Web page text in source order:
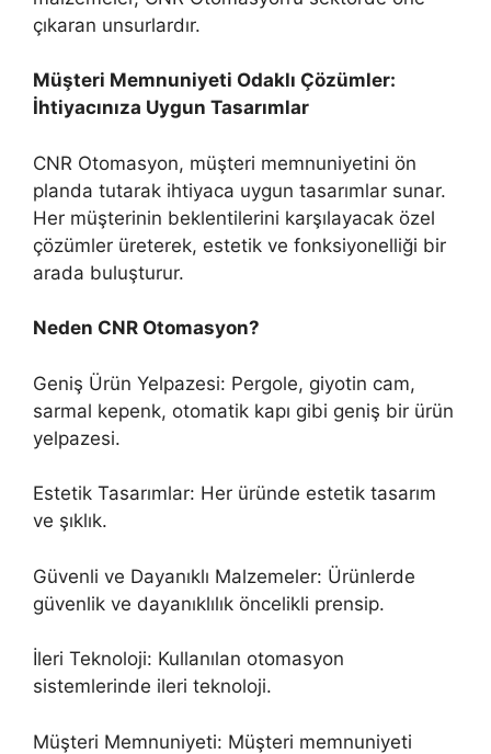
çıkaran unsurlardır.
Müşteri Memnuniyeti Odaklı Çözümler:
İhtiyacınıza Uygun Tasarımlar
CNR Otomasyon, müşteri memnuniyetini ön
planda tutarak ihtiyaca uygun tasarımlar sunar.
Her müşterinin beklentilerini karşılayacak özel
çözümler üreterek, estetik ve fonksiyonelliği bir
arada buluşturur.
Neden CNR Otomasyon?
Geniş Ürün Yelpazesi: Pergole, giyotin cam,
sarmal kepenk, otomatik kapı gibi geniş bir ürün
yelpazesi.
Estetik Tasarımlar: Her üründe estetik tasarım
ve şıklık.
Güvenli ve Dayanıklı Malzemeler: Ürünlerde
güvenlik ve dayanıklılık öncelikli prensip.
İleri Teknoloji: Kullanılan otomasyon
sistemlerinde ileri teknoloji.
Müşteri Memnuniyeti: Müşteri memnuniyeti